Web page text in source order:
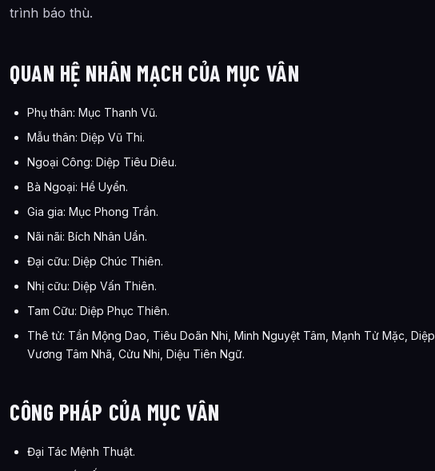
trình báo thù.
QUAN HỆ NHÂN MẠCH CỦA MỤC VÂN
Phụ thân: Mục Thanh Vũ.
Mẫu thân: Diệp Vũ Thi.
Ngoại Công: Diệp Tiêu Diêu.
Bà Ngoại: Hề Uyển.
Gia gia: Mục Phong Trần.
Nãi nãi: Bích Nhân Uẩn.
Đại cữu: Diệp Chúc Thiên.
Nhị cữu: Diệp Vấn Thiên.
Tam Cữu: Diệp Phục Thiên.
Thê tử: Tần Mộng Dao, Tiêu Doãn Nhi, Minh Nguyệt Tâm, Mạnh Tử Mặc, Diệp
Vương Tâm Nhã, Cửu Nhi, Diệu Tiên Ngữ.
CÔNG PHÁP CỦA MỤC VÂN
Đại Tác Mệnh Thuật.